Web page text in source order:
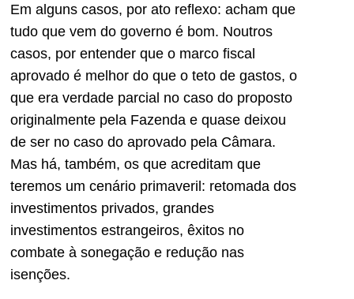
Em alguns casos, por ato reflexo: acham que
tudo que vem do governo é bom. Noutros
casos, por entender que o marco fiscal
aprovado é melhor do que o teto de gastos, o
que era verdade parcial no caso do proposto
originalmente pela Fazenda e quase deixou
de ser no caso do aprovado pela Câmara.
Mas há, também, os que acreditam que
teremos um cenário primaveril: retomada dos
investimentos privados, grandes
investimentos estrangeiros, êxitos no
combate à sonegação e redução nas
isenções.